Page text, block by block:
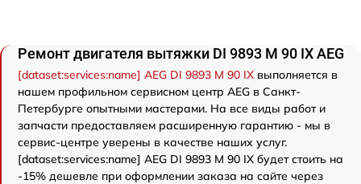
Ремонт двигателя вытяжки DI 9893 M 90 IX AEG
[dataset:services:name] AEG DI 9893 M 90 IX выполняется в
нашем профильном сервисном центр AEG в Санкт-
Петербурге опытными мастерами. На все виды работ и
запчасти предоставляем расширенную гарантию - мы в
сервис-центре уверены в качестве наших услуг.
[dataset:services:name] AEG DI 9893 M 90 IX будет стоить на
-15% дешевле при оформлении заказа на сайте через